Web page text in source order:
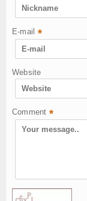
E-mail *
Website
Comment *